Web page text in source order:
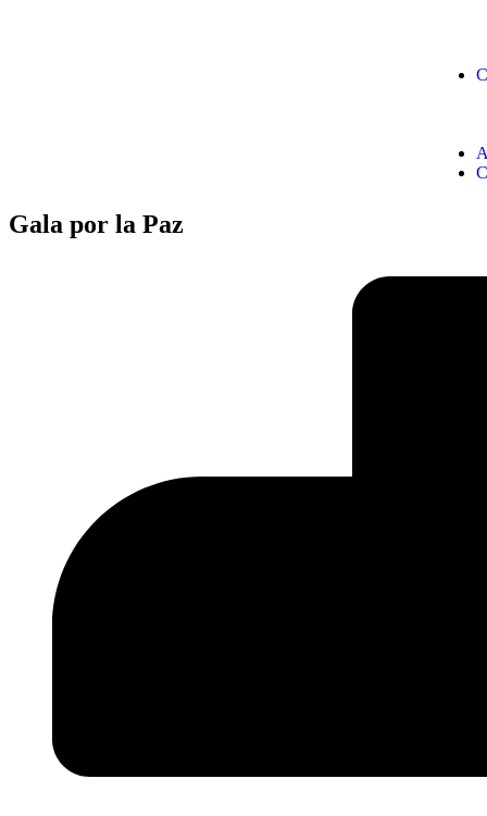
Gala por la Paz